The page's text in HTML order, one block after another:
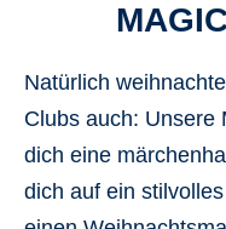
Natürlich
Clubs auch: Unsere
dich eine
dich auf ein